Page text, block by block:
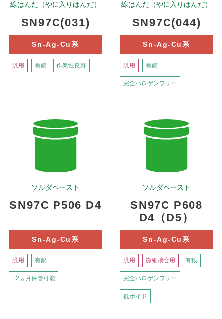
線はんだ（やに入りはんだ）
SN97C(031)
Sn-Ag-Cu系
汎用 有銀 作業性良好
線はんだ（やに入りはんだ）
SN97C(044)
Sn-Ag-Cu系
汎用 有銀
完全ハロゲンフリー
ソルダペースト
SN97C P506 D4
Sn-Ag-Cu系
汎用 有銀
12ヵ月保管可能
ソルダペースト
SN97C P608
D4（D5）
Sn-Ag-Cu系
汎用 微細接合用 有銀
完全ハロゲンフリー
低ボイド